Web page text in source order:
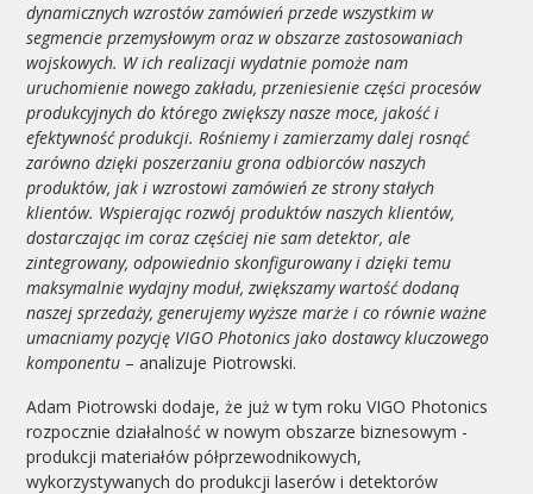
dynamicznych wzrostów zamówień przede wszystkim w
segmencie przemysłowym oraz w obszarze zastosowaniach
wojskowych. W ich realizacji wydatnie pomoże nam
uruchomienie nowego zakładu, przeniesienie części procesów
produkcyjnych do którego zwiększy nasze moce, jakość i
efektywność produkcji. Rośniemy i zamierzamy dalej rosnąć
zarówno dzięki poszerzaniu grona odbiorców naszych
produktów, jak i wzrostowi zamówień ze strony stałych
klientów. Wspierając rozwój produktów naszych klientów,
dostarczając im coraz częściej nie sam detektor, ale
zintegrowany, odpowiednio skonfigurowany i dzięki temu
maksymalnie wydajny moduł, zwiększamy wartość dodaną
naszej sprzedaży, generujemy wyższe marże i co równie ważne
umacniamy pozycję VIGO Photonics jako dostawcy kluczowego
komponentu – analizuje Piotrowski.
Adam Piotrowski dodaje, że już w tym roku VIGO Photonics
rozpocznie działalność w nowym obszarze biznesowym -
produkcji materiałów półprzewodnikowych,
wykorzystywanych do produkcji laserów i detektorów